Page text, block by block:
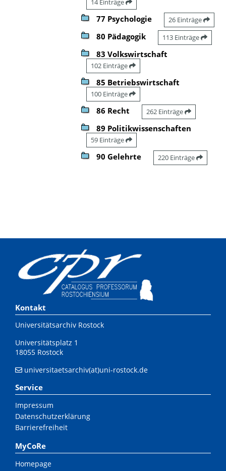
14 Einträge
77 Psychologie 26 Einträge
80 Pädagogik 113 Einträge
83 Volkswirtschaft
102 Einträge
85 Betriebswirtschaft
100 Einträge
86 Recht 262 Einträge
89 Politikwissenschaften
59 Einträge
90 Gelehrte 220 Einträge
Kontakt
Universitätsarchiv Rostock
Universitätsplatz 1
18055 Rostock
universitaetsarchiv(at)uni-rostock.de
Service
Impressum
Datenschutzerklärung
Barrierefreiheit
MyCoRe
Homepage